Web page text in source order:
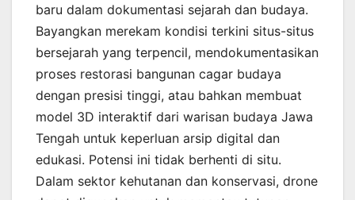
baru dalam dokumentasi sejarah dan budaya.
Bayangkan merekam kondisi terkini situs-situs
bersejarah yang terpencil, mendokumentasikan
proses restorasi bangunan cagar budaya
dengan presisi tinggi, atau bahkan membuat
model 3D interaktif dari warisan budaya Jawa
Tengah untuk keperluan arsip digital dan
edukasi. Potensi ini tidak berhenti di situ.
Dalam sektor kehutanan dan konservasi, drone